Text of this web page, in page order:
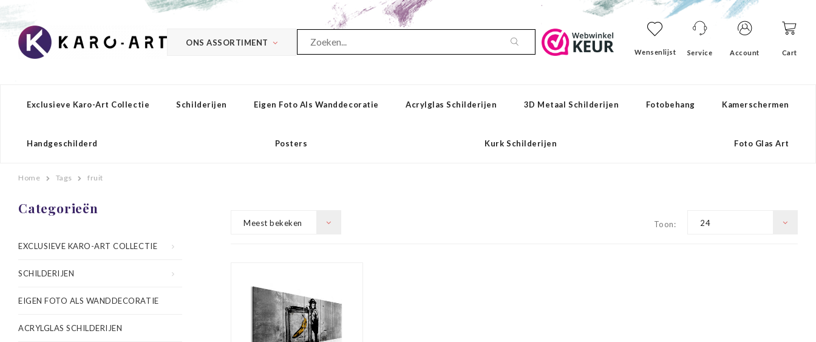
ONS ASSORTIMENT
Wensenlijst Service Account Cart
Exclusieve Karo-Art Collectie Schilderijen Eigen Foto Als Wanddecoratie Acrylglas Schilderijen 3D Metaal Schilderijen Fotobehang Kamerschermen
Handgeschilderd Posters Kurk Schilderijen Foto Glas Art
Home Tags fruit
Categorieën
EXCLUSIEVE KARO-ART COLLECTIE
SCHILDERIJEN
EIGEN FOTO ALS WANDDECORATIE
ACRYLGLAS SCHILDERIJEN
Meest bekeken Toon: 24